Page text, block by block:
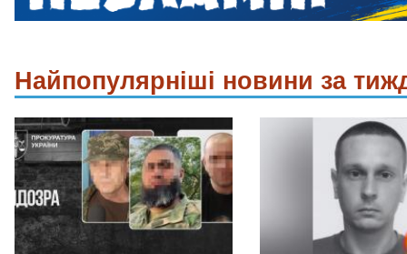
Найпопулярніші новини за